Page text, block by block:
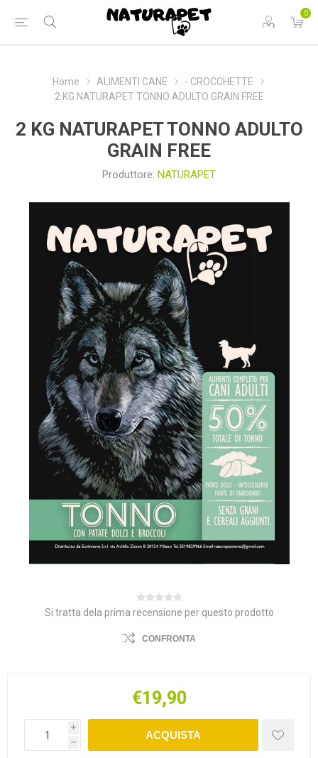
0
Home ALIMENTI CANE
- CROCCHETTE
2 KG NATURAPET TONNO ADULTO GRAIN FREE
2 KG NATURAPET TONNO ADULTO
GRAIN FREE
Produttore: NATURAPET
Si tratta dela prima recensione per questo prodotto
CONFRONTA
€19,90
i
h
ACQUISTA